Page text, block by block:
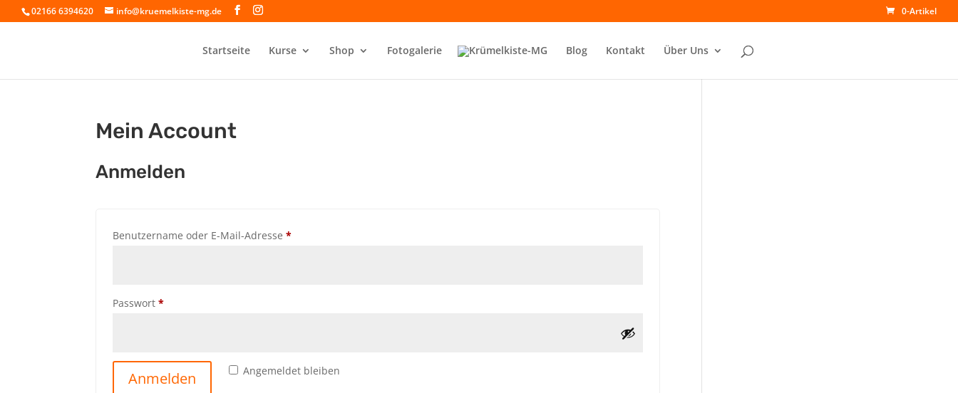
02166 6394620 info@kruemelkiste-mg.de 0-Artikel
Startseite Kurse Shop Fotogalerie Blog Kontakt Über Uns
Mein Account
Anmelden
Benutzername oder E-Mail-Adresse*Erforderlich
Passwort*Erforderlich
Angemeldet bleiben
Anmelden